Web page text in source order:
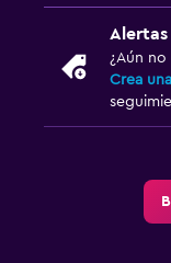
Lavadora
Salud y seguridad
Cámaras CCTV en
¿Aún no
Crea